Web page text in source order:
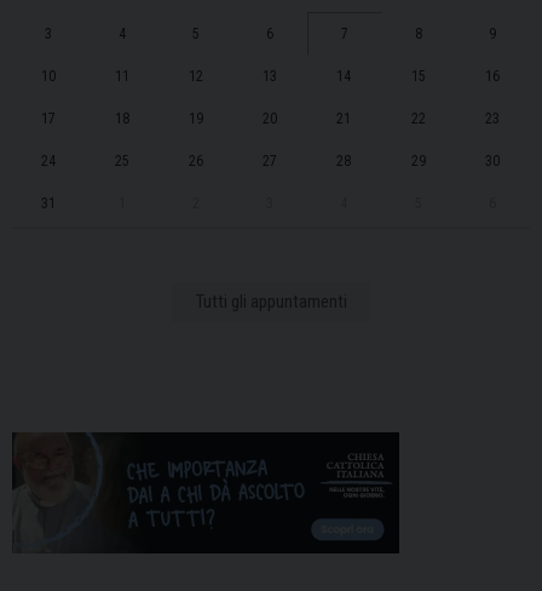
3 4 5 6 7 8 9
10 11 12 13 14 15 16
17 18 19 20 21 22 23
24 25 26 27 28 29 30
31
Tutti gli appuntamenti